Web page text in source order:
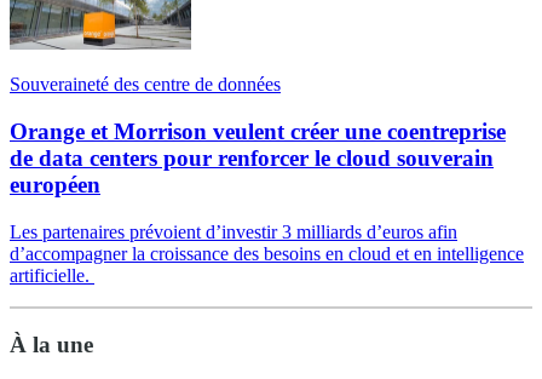
Souveraineté des centre de données
Orange et Morrison veulent créer une coentreprise
de data centers pour renforcer le cloud souverain
européen
Les partenaires prévoient d’investir 3 milliards d’euros afin
d’accompagner la croissance des besoins en cloud et en intelligence
artificielle.
À la une